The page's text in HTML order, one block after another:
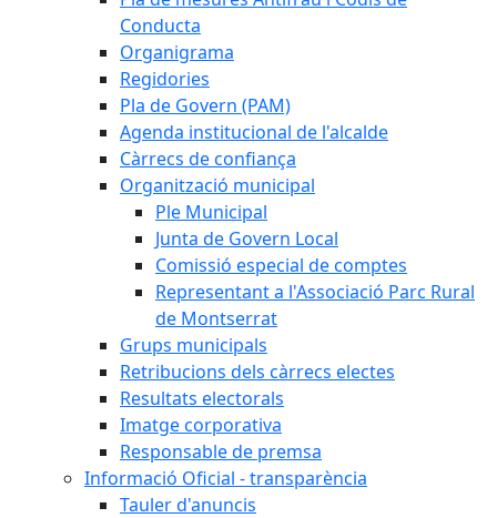
Conducta
Organigrama
Regidories
Pla de Govern (PAM)
Agenda institucional de l'alcalde
Càrrecs de confiança
Organització municipal
Ple Municipal
Junta de Govern Local
Comissió especial de comptes
Representant a l'Associació Parc Rural
de Montserrat
Grups municipals
Retribucions dels càrrecs electes
Resultats electorals
Imatge corporativa
Responsable de premsa
Informació Oficial - transparència
Tauler d'anuncis